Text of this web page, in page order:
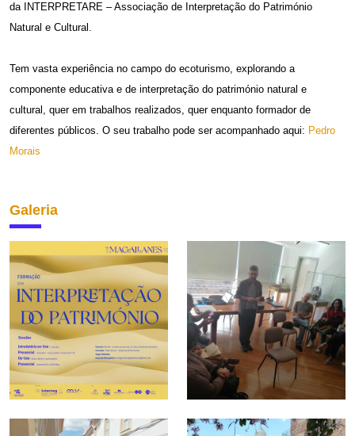
da INTERPRETARE – Associação de Interpretação do Património
Natural e Cultural.
Tem vasta experiência no campo do ecoturismo, explorando a
componente educativa e de interpretação do património natural e
cultural, quer em trabalhos realizados, quer enquanto formador de
diferentes públicos. O seu trabalho pode ser acompanhado aqui: Pedro
Morais
Galeria